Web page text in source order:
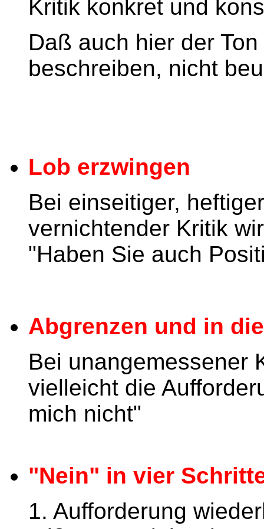
Kritik konkret und
Daß auch hier der
beschreiben, nicht
Lob erzwingen
Bei einseitiger,
vernichtender Kritik
"Haben Sie auch
Abgrenzen und in
Bei unangemessener
vielleicht die
mich nicht"
"Nein" in vier
1. Aufforderung